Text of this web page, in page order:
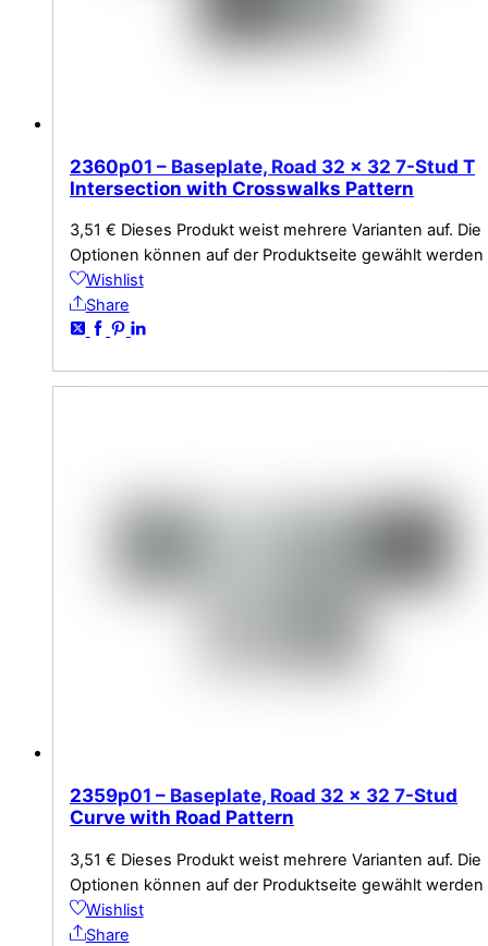
2360p01 – Baseplate, Road 32 x 32 7-Stud T
Intersection with Crosswalks Pattern
3,51 € Dieses Produkt weist mehrere Varianten auf. Die
Optionen können auf der Produktseite gewählt werden
Wishlist
Share
2359p01 – Baseplate, Road 32 x 32 7-Stud
Curve with Road Pattern
3,51 € Dieses Produkt weist mehrere Varianten auf. Die
Optionen können auf der Produktseite gewählt werden
Wishlist
Share